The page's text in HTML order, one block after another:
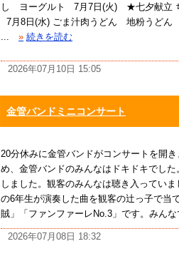
し ヨーグルト 7月7日(火) ★七夕献立
7月8日(水) ごま汁肉うどん 地粉うど
» 続きを読む
2026年07月10日 15:05
金管バンドミニコンサート
20分休みに金管バンドがコンサートを開
め、金管バンドのみんなはドキドキでし
しました。観客のみんなは聴き入ってい
の6年生が演奏した曲を観客の辻っ子で当
賊」「ファンファーレNo.3」です。みんな
2026年07月08日 18:32